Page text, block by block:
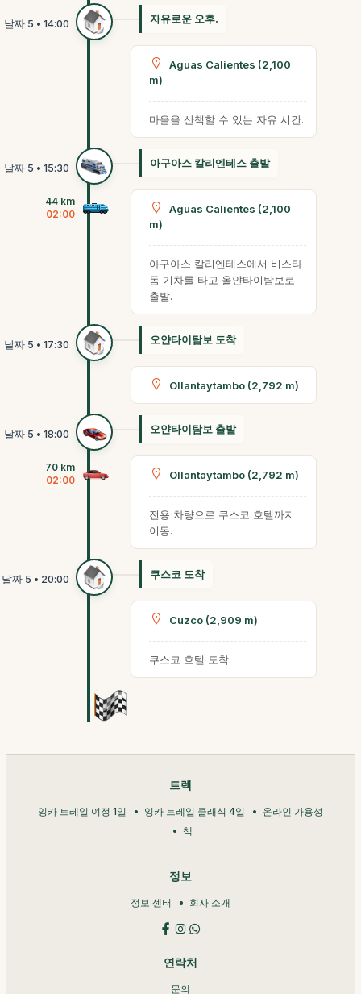
자유로운 오후.
Aguas Calientes (2,100
m)
마을을 산책할 수 있는 자유 시간.
아구아스 칼리엔테스 출발
44 km
02:00
Aguas Calientes (2,100
m)
아구아스 칼리엔테스에서 비스타
돔 기차를 타고 올얀타이탐보로
출발.
오얀타이탐보 도착
Ollantaytambo (2,792 m)
오얀타이탐보 출발
70 km
02:00
Ollantaytambo (2,792 m)
전용 차량으로 쿠스코 호텔까지
이동.
쿠스코 도착
Cuzco (2,909 m)
쿠스코 호텔 도착.
트렉
잉카 트레일 여정 1일 잉카 트레일 클래식 4일
온라인 가용성
책
정보
정보 센터 회사 소개
연락처
문의